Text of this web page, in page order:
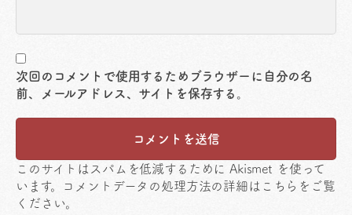
次回のコメントで使用するためブラウザーに自分の名
前、メールアドレス、サイトを保存する。
このサイトはスパムを低減するために Akismet を使って
います。
コメントデータの処理方法の詳細はこちらをご覧
ください。